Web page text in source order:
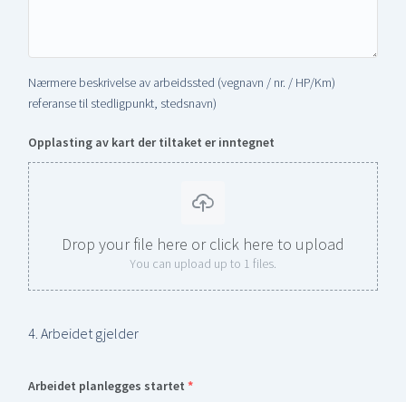
Nærmere beskrivelse av arbeidssted (vegnavn / nr. / HP/Km)
referanse til stedligpunkt, stedsnavn)
Opplasting av kart der tiltaket er inntegnet
Drop your file here or click here to upload
You can upload up to 1 files.
4. Arbeidet gjelder
Arbeidet planlegges startet *